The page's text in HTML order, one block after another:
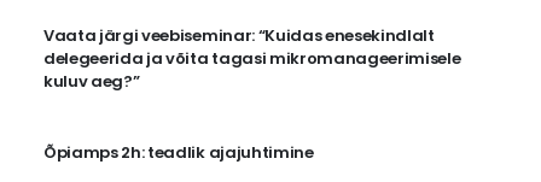
Vaata järgi veebiseminar: “Kuidas enesekindlalt
delegeerida ja võita tagasi mikromanageerimisele
kuluv aeg?”
Õpiamps 2h: teadlik ajajuhtimine